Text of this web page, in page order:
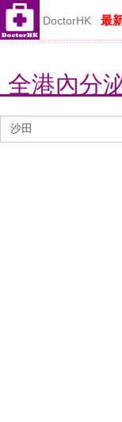
DoctorHK 最
全港內分
生